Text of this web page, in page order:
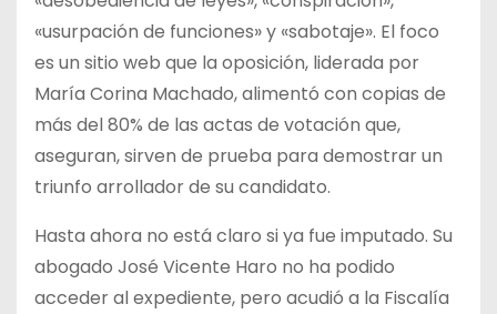
«usurpación de funciones» y «sabotaje». El foco
es un sitio web que la oposición, liderada por
María Corina Machado, alimentó con copias de
más del 80% de las actas de votación que,
aseguran, sirven de prueba para demostrar un
triunfo arrollador de su candidato.
Hasta ahora no está claro si ya fue imputado. Su
abogado José Vicente Haro no ha podido
acceder al expediente, pero acudió a la Fiscalía